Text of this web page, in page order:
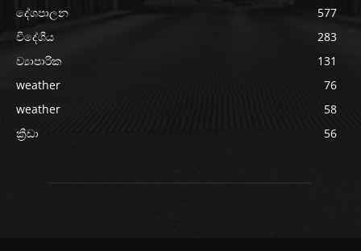
දේශපාලන
577
විදේශීය
283
ව්‍යාපාරික
131
weather
76
weather
58
ක්‍රීඩා
56